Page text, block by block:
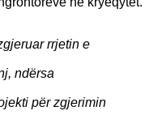
rrjetin e
ndërsa
për zgjerimin